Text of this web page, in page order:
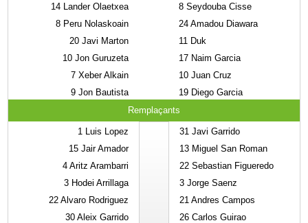
14 Lander Olaetxea
8 Peru Nolaskoain
20 Javi Marton
10 Jon Guruzeta
7 Xeber Alkain
9 Jon Bautista
8 Seydouba Cisse
24 Amadou Diawara
11 Duk
17 Naim Garcia
10 Juan Cruz
19 Diego Garcia
Remplaçants
1 Luis Lopez
15 Jair Amador
4 Aritz Arambarri
3 Hodei Arrillaga
22 Alvaro Rodriguez
30 Aleix Garrido
31 Javi Garrido
13 Miguel San Roman
22 Sebastian Figueredo
3 Jorge Saenz
21 Andres Campos
26 Carlos Guirao